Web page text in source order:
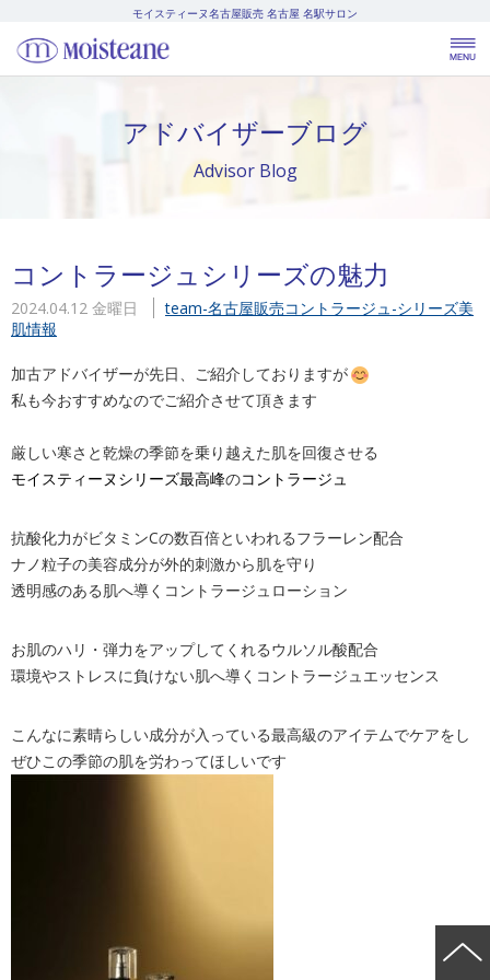
モイスティーヌ名古屋販売 名古屋 名駅サロン
アドバイザーブログ
Advisor Blog
コントラージュシリーズの魅力
2024.04.12 金曜日 team-名古屋販売コントラージュ-シリーズ美
肌情報
加古アドバイザーが先日、ご紹介しておりますが
私も今おすすめなのでご紹介させて頂きます
厳しい寒さと乾燥の季節を乗り越えた肌を回復させる
モイスティーヌシリーズ最高峰のコントラージュ
抗酸化力がビタミンCの数百倍といわれるフラーレン配合
ナノ粒子の美容成分が外的刺激から肌を守り
透明感のある肌へ導くコントラージュローション
お肌のハリ・弾力をアップしてくれるウルソル酸配合
環境やストレスに負けない肌へ導くコントラージュエッセンス
こんなに素晴らしい成分が入っている最高級のアイテムでケアをし
ぜひこの季節の肌を労わってほしいです